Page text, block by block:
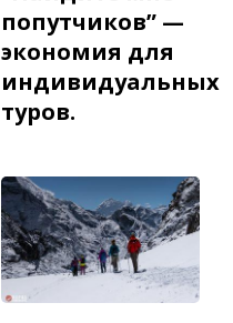
попутчиков” —
экономия для
индивидуальных
туров.